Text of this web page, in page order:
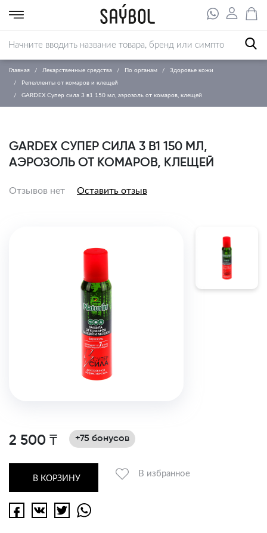
Главная Лекарственные средства По органам Здоровье кожи
Репелленты от комаров и клещей
GARDEX Супер сила 3 в1 150 мл, аэрозоль от комаров, клещей
GARDEX СУПЕР СИЛА 3 В1 150 МЛ,
АЭРОЗОЛЬ ОТ КОМАРОВ, КЛЕЩЕЙ
Отзывов нет Оставить отзыв
2 500 ₸ +75 бонусов
В КОРЗИНУ
В избранное